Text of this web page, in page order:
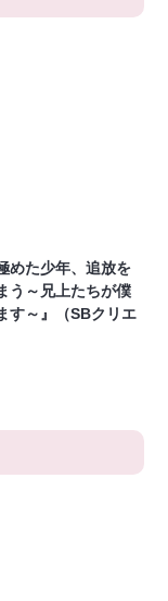
めた少年、追放を
う～兄上たちが僕
す～』（SBクリエ